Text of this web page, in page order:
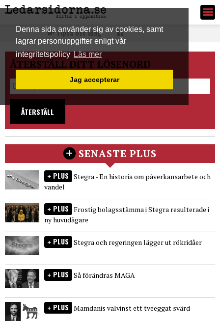
Denna sida använder sig av cookies, samt
lagrar personuppgifter enligt vår
integritetspolicyLäs mer
Jag accepterar
Ledarsidorna.se
Tipsa oss idag
ÅTERSTÄLL DITT LÖSENORD
ÅTERSTÄLL
SENASTE PLUS
PLUS Stegra - En historia om påverkansarbete och
vandel
PLUS Frostig bolagsstämma i Stegra resulterade i
ny huvudägare
PLUS Stegra och regeringen lägger ut rökridåer
PLUS Så förändras MAGA
PLUS Mamdanis valvinst ett tveeggat svärd